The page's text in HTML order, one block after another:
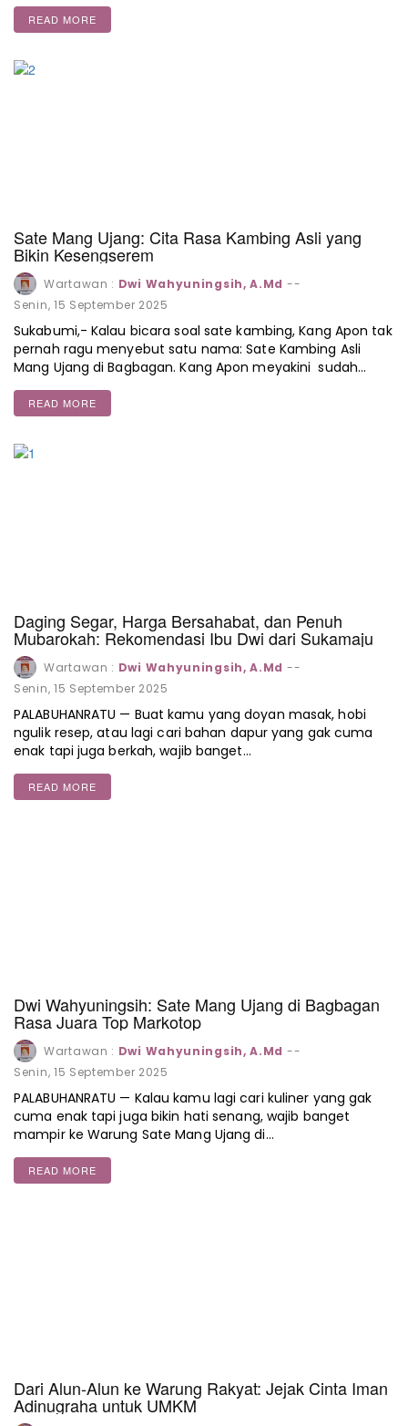
READ MORE
Sate Mang Ujang: Cita Rasa Kambing Asli yang
Bikin Kesengserem
Wartawan : Dwi Wahyuningsih, A.Md --
Senin, 15 September 2025
Sukabumi,- Kalau bicara soal sate kambing, Kang Apon tak
pernah ragu menyebut satu nama: Sate Kambing Asli
Mang Ujang di Bagbagan. Kang Apon meyakini sudah…
READ MORE
Daging Segar, Harga Bersahabat, dan Penuh
Mubarokah: Rekomendasi Ibu Dwi dari Sukamaju
Wartawan : Dwi Wahyuningsih, A.Md --
Senin, 15 September 2025
PALABUHANRATU — Buat kamu yang doyan masak, hobi
ngulik resep, atau lagi cari bahan dapur yang gak cuma
enak tapi juga berkah, wajib banget…
READ MORE
Dwi Wahyuningsih: Sate Mang Ujang di Bagbagan
Rasa Juara Top Markotop
Wartawan : Dwi Wahyuningsih, A.Md --
Senin, 15 September 2025
PALABUHANRATU — Kalau kamu lagi cari kuliner yang gak
cuma enak tapi juga bikin hati senang, wajib banget
mampir ke Warung Sate Mang Ujang di…
READ MORE
Dari Alun-Alun ke Warung Rakyat: Jejak Cinta Iman
Adinugraha untuk UMKM